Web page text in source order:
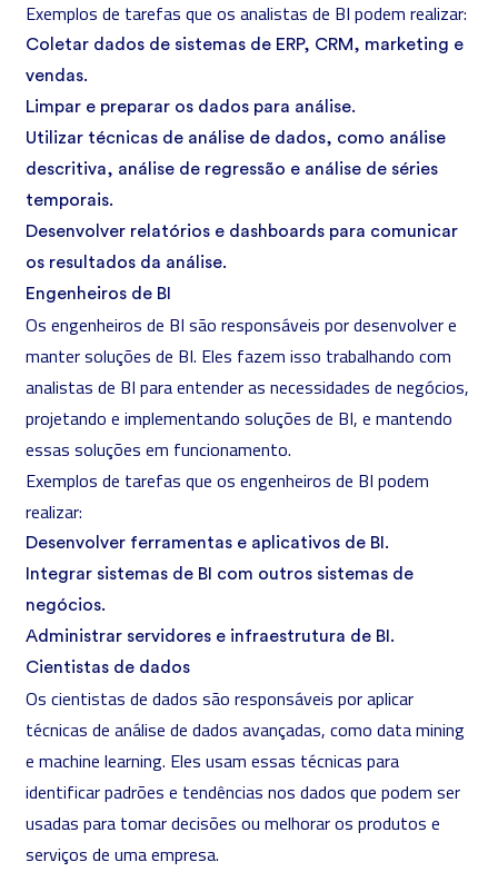
Exemplos de tarefas que os analistas de BI podem realizar:
Coletar dados de sistemas de ERP, CRM, marketing e
vendas.
Limpar e preparar os dados para análise.
Utilizar técnicas de análise de dados, como análise
descritiva, análise de regressão e análise de séries
temporais.
Desenvolver relatórios e dashboards para comunicar
os resultados da análise.
Engenheiros de BI
Os engenheiros de BI são responsáveis por desenvolver e
manter soluções de BI. Eles fazem isso trabalhando com
analistas de BI para entender as necessidades de negócios,
projetando e implementando soluções de BI, e mantendo
essas soluções em funcionamento.
Exemplos de tarefas que os engenheiros de BI podem
realizar:
Desenvolver ferramentas e aplicativos de BI.
Integrar sistemas de BI com outros sistemas de
negócios.
Administrar servidores e infraestrutura de BI.
Cientistas de dados
Os cientistas de dados são responsáveis por aplicar
técnicas de análise de dados avançadas, como data mining
e machine learning. Eles usam essas técnicas para
identificar padrões e tendências nos dados que podem ser
usadas para tomar decisões ou melhorar os produtos e
serviços de uma empresa.